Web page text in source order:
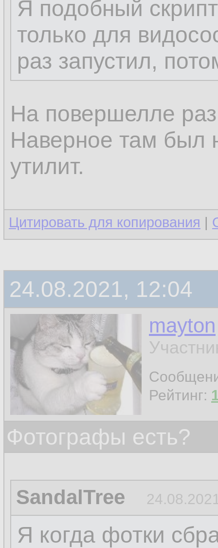
Я подобный
только для
раз запустил,
На повершелле
Наверное там был
утилит.
Цитировать для копирования |
24.08.2021, 12:04
mayton
Рейтинг:
Фотографы есть?
SandalTree
Я когда фотки